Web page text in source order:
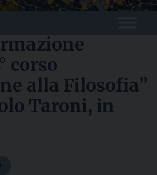
corso
alla Filosofia”
Taroni, in